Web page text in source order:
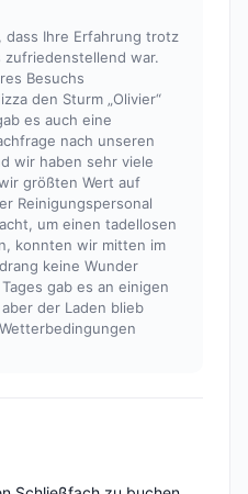
Ihre Erfahrung trotz
zufriedenstellend war.
Besuchs
den Sturm „Olivier“
es auch eine
nach unseren
wir haben sehr viele
größten Wert auf
Reinigungspersonal
um einen tadellosen
konnten wir mitten im
keine Wunder
gab es an einigen
der Laden blieb